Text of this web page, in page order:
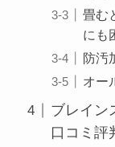
畳む
にも
防汚
オー
ブレイン
口コミ評